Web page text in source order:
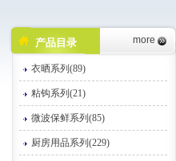
产品目录 more
衣晒系列(89)
粘钩系列(21)
微波保鲜系列(85)
厨房用品系列(229)